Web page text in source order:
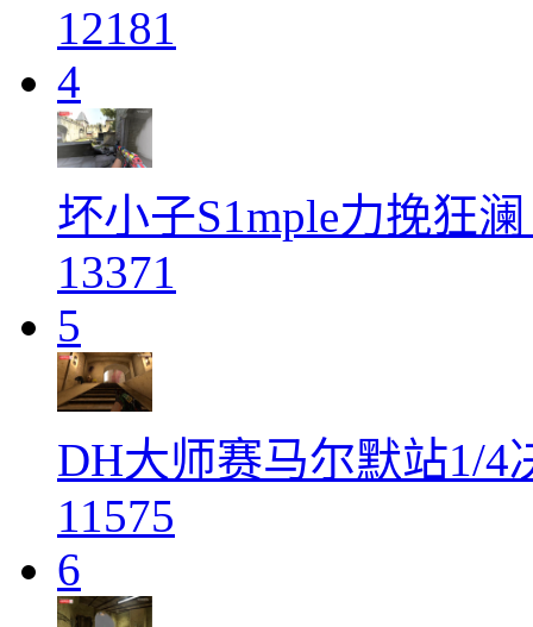
12181
4
坏小子S1mple力挽狂澜
13371
5
DH大师赛马尔默站1/4
11575
6